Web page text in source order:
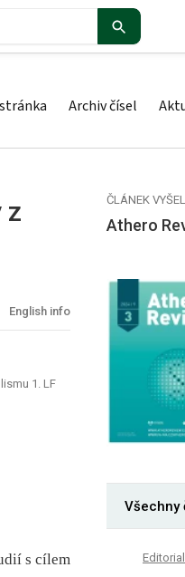
Archiv čísel
z
English info
1. LF
s cílem
ČLÁNEK
Athero
Všechny
Editorial